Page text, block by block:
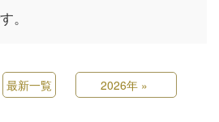
。
最新一覧 2026年 »